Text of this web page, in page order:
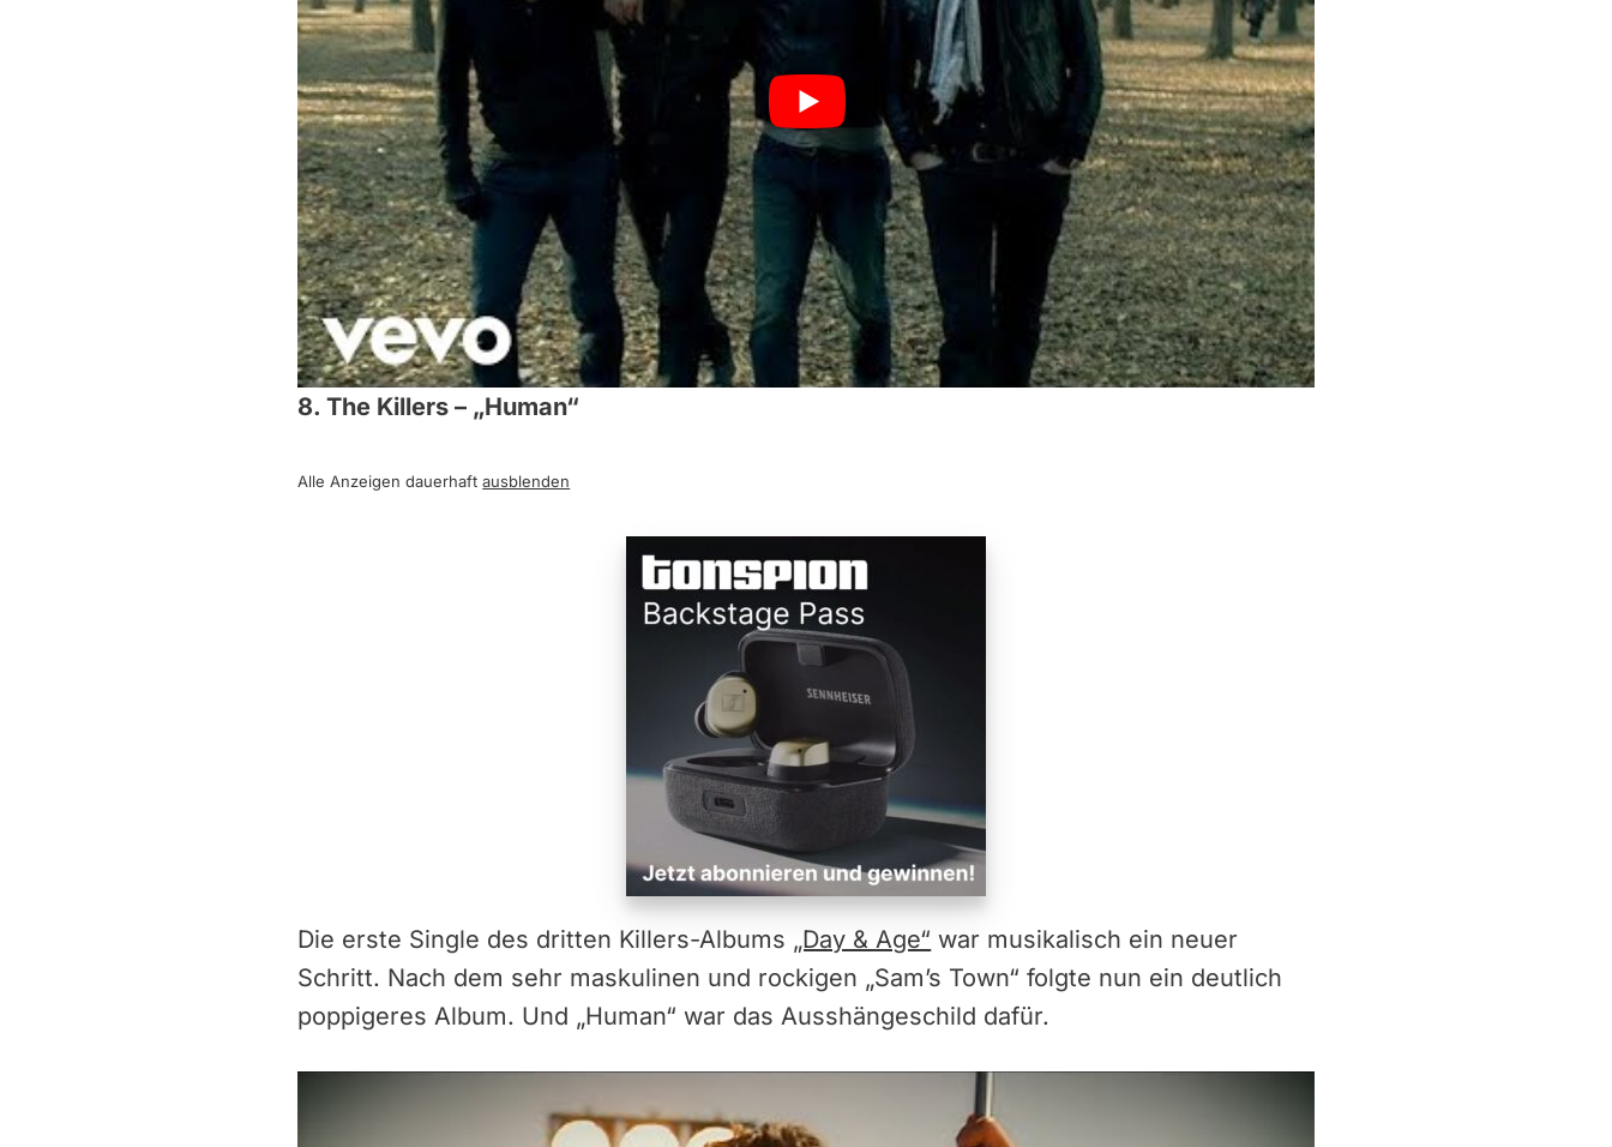
8. The Killers – „Human“
Alle Anzeigen dauerhaftausblenden
Die erste Single des dritten Killers-Albums „Day & Age“ war musikalisch ein neuer
Schritt. Nach dem sehr maskulinen und rockigen „Sam’s Town“ folgte nun ein deutlich
poppigeres Album. Und „Human“ war das Ausshängeschild dafür.